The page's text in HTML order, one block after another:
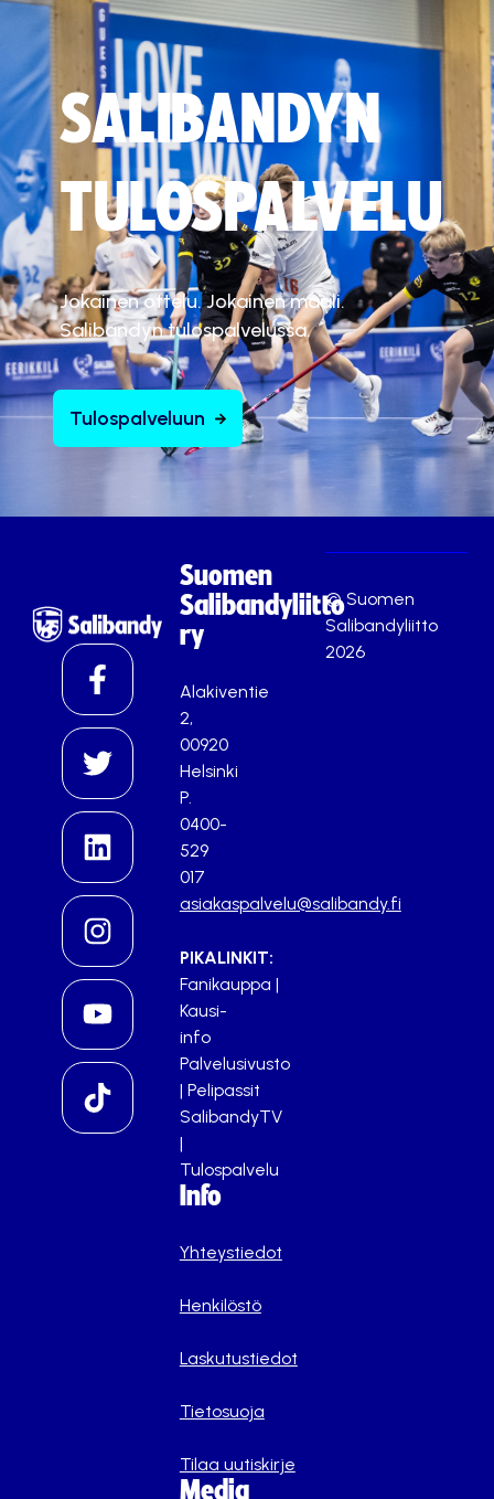
SALIBANDYN
TULOSPALVELU
Jokainen ottelu. Jokainen maali.
Salibandyn tulospalvelussa.
Tulospalveluun
Suomen
Salibandyliitto
ry
Alakiventie
2,
00920
Helsinki
P.
0400-
529
017
asiakaspalvelu@salibandy.fi
PIKALINKIT:
Fanikauppa |
Kausi-
info
Palvelusivusto
| Pelipassit
SalibandyTV
|
Tulospalvelu
Info
Yhteystiedot
Henkilöstö
Laskutustiedot
Tietosuoja
Tilaa uutiskirje
Media
© Suomen
Salibandyliitto
2026